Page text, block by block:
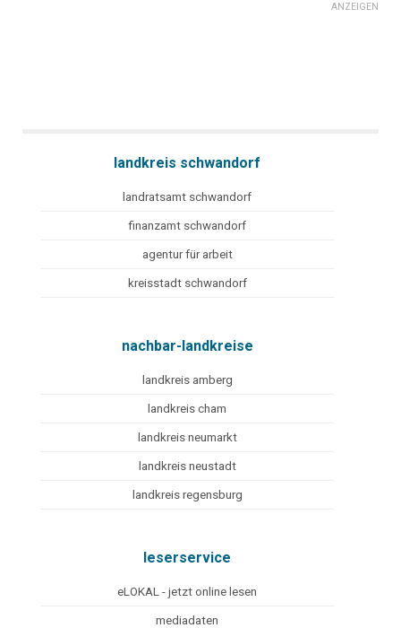
ANZEIGEN
landkreis schwandorf
landratsamt schwandorf
finanzamt schwandorf
agentur für arbeit
kreisstadt schwandorf
nachbar-landkreise
landkreis amberg
landkreis cham
landkreis neumarkt
landkreis neustadt
landkreis regensburg
leserservice
eLOKAL - jetzt online lesen
mediadaten